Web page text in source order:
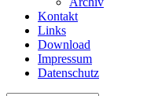
Kontakt
Links
Download
Impressum
Datenschutz